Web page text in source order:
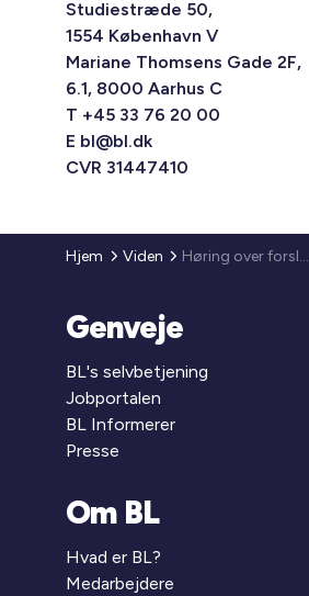
Studiestræde 50,
1554 København V
Mariane Thomsens Gade 2F,
6.1, 8000 Aarhus C
T +45 33 76 20 00
E bl@bl.dk
CVR 31447410
Hjem Viden Høring over forslag til Lov om ændring af lov om fremme af vedvarende energi, lov om miljøvurdering af planer og programmer og af konkrete projekter (VVM), lov om offentlige veje m.v. og jernbaneloven
Genveje
BL's selvbetjening
Jobportalen
BL Informerer
Presse
Om BL
Hvad er BL?
Medarbejdere